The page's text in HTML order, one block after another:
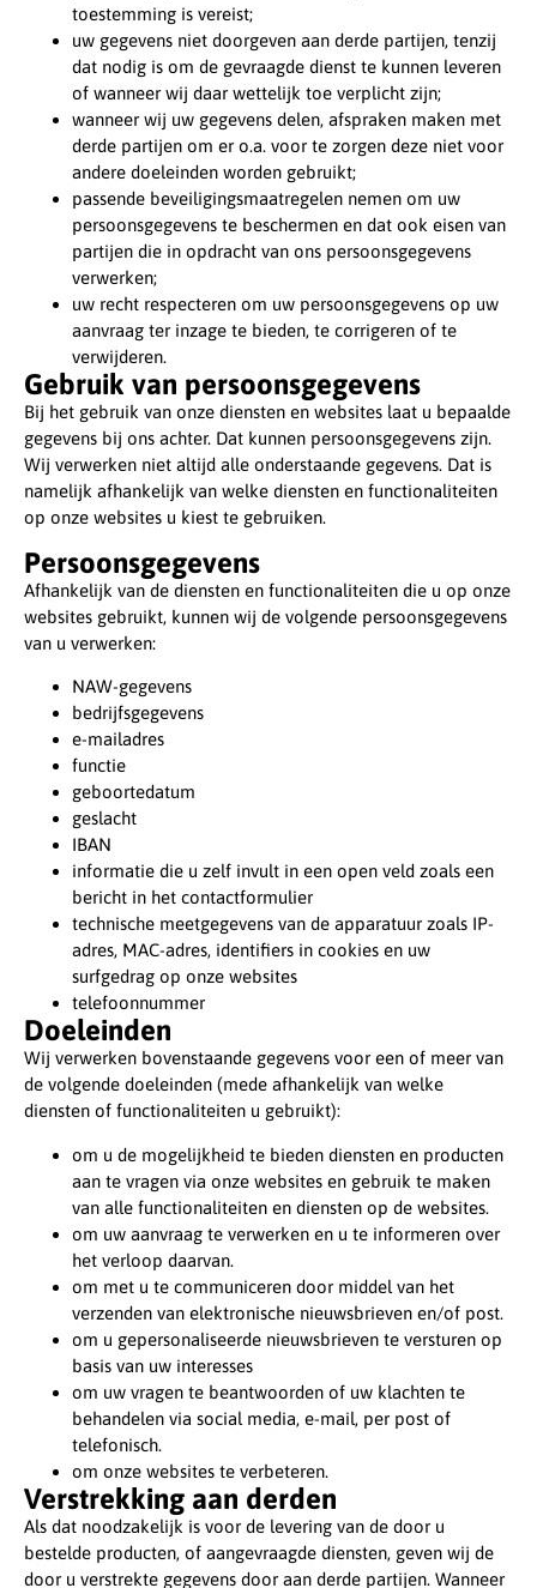
toestemming is vereist;
uw gegevens niet doorgeven aan derde partijen, tenzij
dat nodig is om de gevraagde dienst te kunnen leveren
of wanneer wij daar wettelijk toe verplicht zijn;
wanneer wij uw gegevens delen, afspraken maken met
derde partijen om er o.a. voor te zorgen deze niet voor
andere doeleinden worden gebruikt;
passende beveiligingsmaatregelen nemen om uw
persoonsgegevens te beschermen en dat ook eisen van
partijen die in opdracht van ons persoonsgegevens
verwerken;
uw recht respecteren om uw persoonsgegevens op uw
aanvraag ter inzage te bieden, te corrigeren of te
verwijderen.
Gebruik van persoonsgegevens
Bij het gebruik van onze diensten en websites laat u bepaalde
gegevens bij ons achter. Dat kunnen persoonsgegevens zijn.
Wij verwerken niet altijd alle onderstaande gegevens. Dat is
namelijk afhankelijk van welke diensten en functionaliteiten
op onze websites u kiest te gebruiken.
Persoonsgegevens
Afhankelijk van de diensten en functionaliteiten die u op onze
websites gebruikt, kunnen wij de volgende persoonsgegevens
van u verwerken:
NAW-gegevens
bedrijfsgegevens
e-mailadres
functie
geboortedatum
geslacht
IBAN
informatie die u zelf invult in een open veld zoals een
bericht in het contactformulier
technische meetgegevens van de apparatuur zoals IP-
adres, MAC-adres, identifiers in cookies en uw
surfgedrag op onze websites
telefoonnummer
Doeleinden
Wij verwerken bovenstaande gegevens voor een of meer van
de volgende doeleinden (mede afhankelijk van welke
diensten of functionaliteiten u gebruikt):
om u de mogelijkheid te bieden diensten en producten
aan te vragen via onze websites en gebruik te maken
van alle functionaliteiten en diensten op de websites.
om uw aanvraag te verwerken en u te informeren over
het verloop daarvan.
om met u te communiceren door middel van het
verzenden van elektronische nieuwsbrieven en/of post.
om u gepersonaliseerde nieuwsbrieven te versturen op
basis van uw interesses
om uw vragen te beantwoorden of uw klachten te
behandelen via social media, e-mail, per post of
telefonisch.
om onze websites te verbeteren.
Verstrekking aan derden
Als dat noodzakelijk is voor de levering van de door u
bestelde producten, of aangevraagde diensten, geven wij de
door u verstrekte gegevens door aan derde partijen. Wanneer